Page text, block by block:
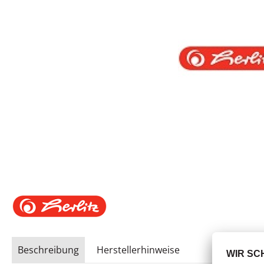
Beschreibung Herstellerhinweise